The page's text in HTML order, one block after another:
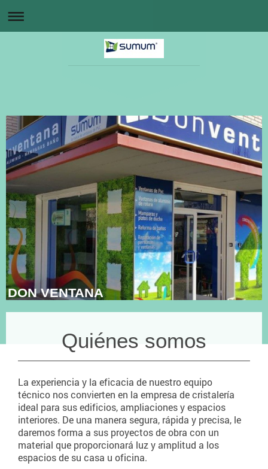
DON VENTANA
Quiénes somos
La experiencia y la eficacia de nuestro equipo
técnico nos convierten en la empresa de cristalería
ideal para sus edificios, ampliaciones y espacios
interiores. De una manera segura, rápida y precisa, le
daremos forma a sus proyectos de obra con un
material que proporcionará luz y amplitud a los
espacios de su casa u oficina.